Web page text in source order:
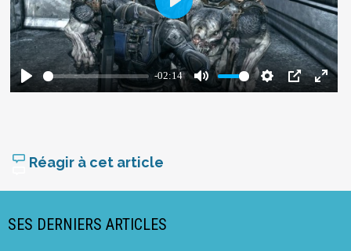
Réagir à cet article
SES DERNIERS ARTICLES